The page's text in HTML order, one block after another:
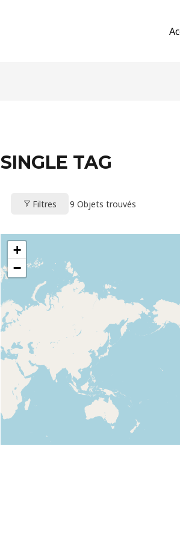
SINGLE TAG
Filtres 9 Objets trouvés
+
−